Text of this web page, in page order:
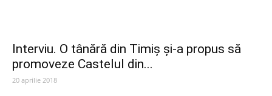
Interviu. O tânără din Timiș și-a propus să
promoveze Castelul din...
20 aprilie 2018